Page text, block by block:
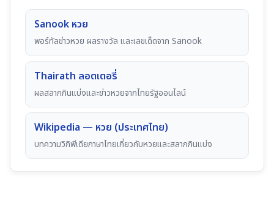
Sanook หวย
พอร์ทัลข่าวหวย ผลรางวัล และเลขเด็ดจาก Sanook
Thairath ลอตเตอรี่
ผลสลากกินแบ่งและข่าวหวยจากไทยรัฐออนไลน์
Wikipedia — หวย (ประเทศไทย)
บทความวิกิพีเดียภาษาไทยเกี่ยวกับหวยและสลากกินแบ่ง